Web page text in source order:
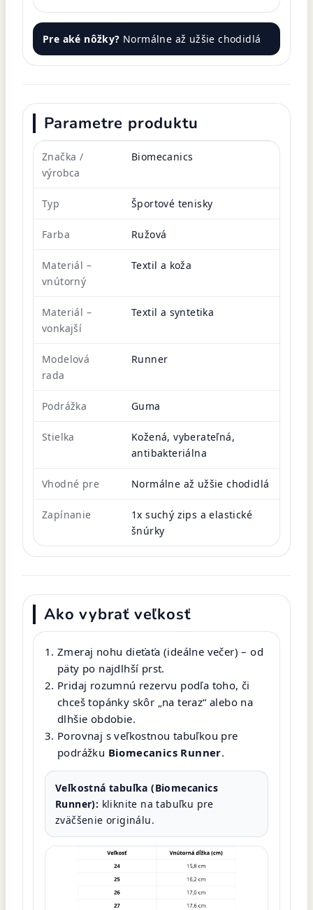
Pre aké nôžky? Normálne až užšie chodidlá
Parametre produktu
Značka /
výrobca
Biomecanics
Typ Športové tenisky
Farba Ružová
Materiál –
vnútorný
Textil a koža
Materiál –
vonkajší
Textil a syntetika
Modelová
rada
Runner
Podrážka Guma
Stielka
Kožená, vyberateľná,
antibakteriálna
Vhodné pre Normálne až užšie chodidlá
Zapínanie
1x suchý zips a elastické
šnúrky
Ako vybrať veľkosť
Zmeraj nohu dieťaťa (ideálne večer) – od
päty po najdlhší prst.
Pridaj rozumnú rezervu podľa toho, či
chceš topánky skôr „na teraz“ alebo na
dlhšie obdobie.
Porovnaj s veľkostnou tabuľkou pre
podrážku Biomecanics Runner.
Veľkostná tabuľka (Biomecanics
Runner): kliknite na tabuľku pre
zväčšenie originálu.